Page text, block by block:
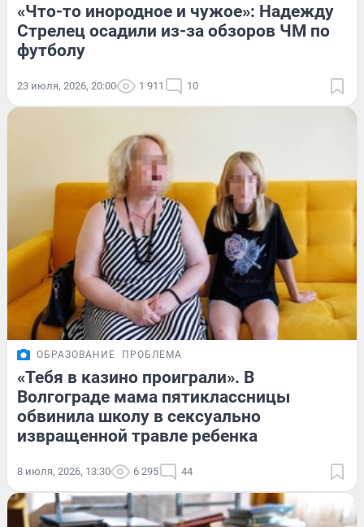
«Что-то инородное и чужое»: Надежду
Стрелец осадили из-за обзоров ЧМ по
футболу
23 июля, 2026, 20:00 1 911 10
ОБРАЗОВАНИЕ ПРОБЛЕМА
«Тебя в казино проиграли». В
Волгограде мама пятиклассницы
обвинила школу в сексуально
извращенной травле ребенка
8 июля, 2026, 13:30 6 295 44